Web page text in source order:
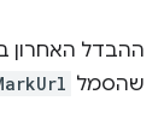
ההבדל
שהסמל